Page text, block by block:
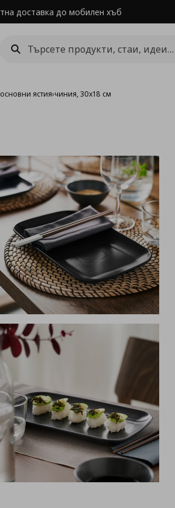
доставка до мобилен хъб
ястия›чиния, 30x18 см